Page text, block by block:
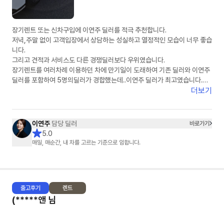
장기렌트 또는 신차구입에 이연주 딜러를 적극 추천합니다.
저녁,주말 없이 고객입장에서 상담하는 성실하고 열정적인 모습이 너무 좋습
니다.
그리고 견적과 서비스도 다른 경쟁딜러보다 우위였습니다.
장기렌트를 여러차례 이용하던 차에 만기일이 도래하여 기존 딜러와 이연주
딜러를 포함하여 5명의딜러가 경합했는데..이연주 딜러가 최고였습니다.
이연주 딜러에게 장기렌트 서류를 모두 전달하고 장기렌트 계약서 쓰기 직전
입 역시 이연주 딜러가 끝까지 맡아서 잘 해주어 너무 감사했습니다.
다시 한번 이연주 딜러를 칭찬하고 추천드립니다.
이연주 딜러를 선택하시면 반드시 후회 안하리라 봅니다.
더보기
이연주 담당 딜러 바로가기
5.0
매일, 매순간, 내 차를 고르는 기준으로 임합니다.
출고후기 렌트
(*****앤 님